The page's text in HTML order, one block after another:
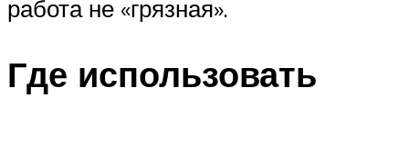
работа не «грязная».
Где использовать